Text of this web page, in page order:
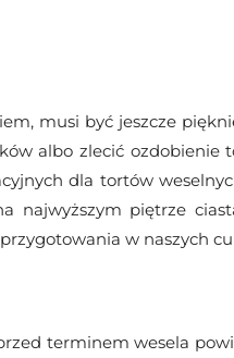
musi być jeszcze
albo zlecić ozdobienie
dla tortów
najwyższym piętrze
w naszych
terminem wesela